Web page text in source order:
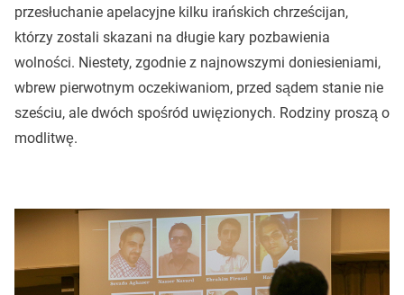
przesłuchanie apelacyjne kilku irańskich chrześcijan,
którzy zostali skazani na długie kary pozbawienia
wolności. Niestety, zgodnie z najnowszymi doniesieniami,
wbrew pierwotnym oczekiwaniom, przed sądem stanie nie
sześciu, ale dwóch spośród uwięzionych. Rodziny proszą o
modlitwę.